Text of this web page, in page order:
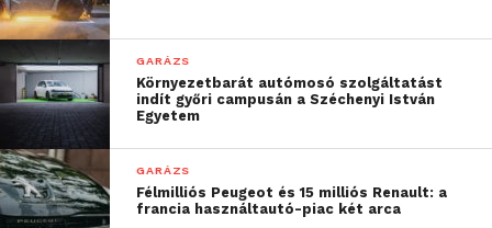
GARÁZS
Környezetbarát autómosó szolgáltatást
indít győri campusán a Széchenyi István
Egyetem
GARÁZS
Félmilliós Peugeot és 15 milliós Renault: a
francia használtautó-piac két arca